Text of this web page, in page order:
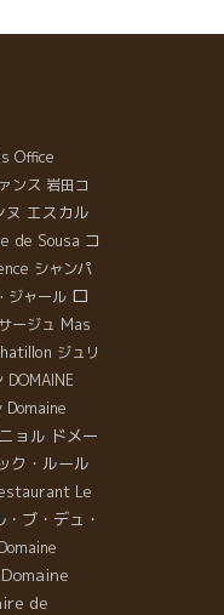
とを変え
だ。 最低
は止めて
ン”と“地球
Office
ンス 岩田コ
ヌ エスカル
de Sousa コ
シャンパ
ジャール ロ
ージュ Mas
ジュリ
DOMAINE
Domaine
ョル ドメー
ク・ルール
Le
・ブ・デュ・
Domaine
Domaine
de